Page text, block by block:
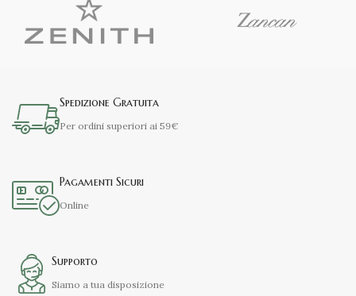
Spedizione Gratuita
Per ordini superiori ai 59€
Pagamenti Sicuri
Online
Supporto
Siamo a tua disposizione